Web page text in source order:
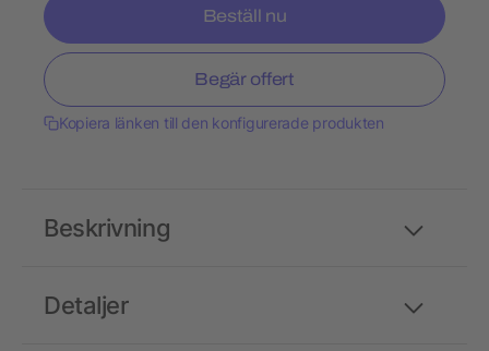
Beställ nu
Begär offert
Kopiera länken till den konfigurerade produkten
Detaljer
Beskrivning